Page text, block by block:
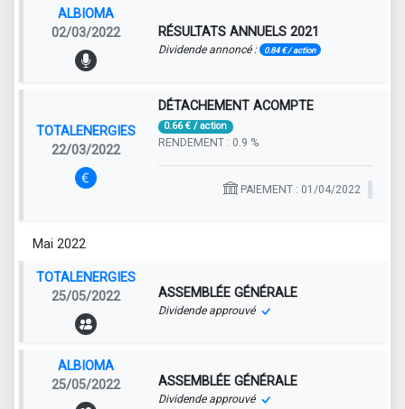
ALBIOMA
02/03/2022
RÉSULTATS ANNUELS 2021
Dividende annoncé : 0.84 € / action
TOTALENERGIES
22/03/2022
DÉTACHEMENT ACOMPTE
0.66 € / action
RENDEMENT : 0.9 %
PAIEMENT : 01/04/2022
Mai 2022
TOTALENERGIES
25/05/2022
ASSEMBLÉE GÉNÉRALE
Dividende approuvé
ALBIOMA
25/05/2022
ASSEMBLÉE GÉNÉRALE
Dividende approuvé